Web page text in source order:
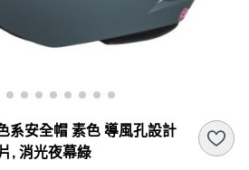
系安全帽 素色 導風孔設計
, 消光夜幕綠